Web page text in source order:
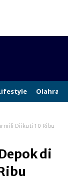
Olahraga
Diikuti 10 Ribu
di